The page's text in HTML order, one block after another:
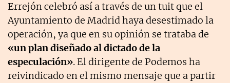
Errejón celebró así a través de un tuit que el
Ayuntamiento de Madrid haya desestimado la
operación, ya que en su opinión se trataba de
«un plan diseñado al dictado de la
especulación». El dirigente de Podemos ha
reivindicado en el mismo mensaje que a partir